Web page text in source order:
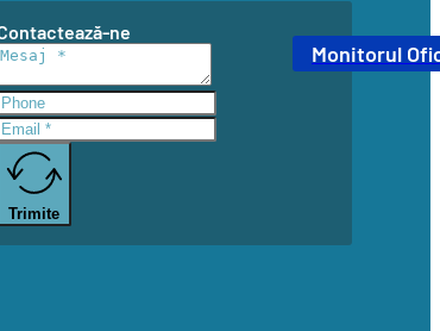
Monitorul
ne
Trimite